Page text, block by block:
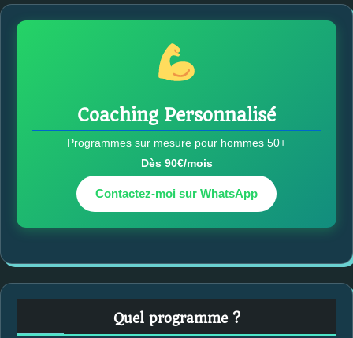
Coaching Personnalisé
Programmes sur mesure pour hommes 50+
Dès 90€/mois
Contactez-moi sur WhatsApp
Quel programme ?